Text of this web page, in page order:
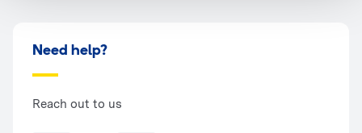
Need help?
Reach out to us